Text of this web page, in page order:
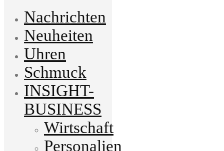
Nachrichten
Neuheiten
Uhren
Schmuck
INSIGHT-
BUSINESS
Wirtschaft
Personalien